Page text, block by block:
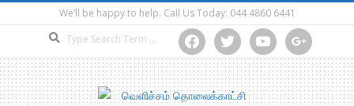
to
We’ll be happy to help. Call Us Today: 044 4860 6441
facebooktwitter youtube google